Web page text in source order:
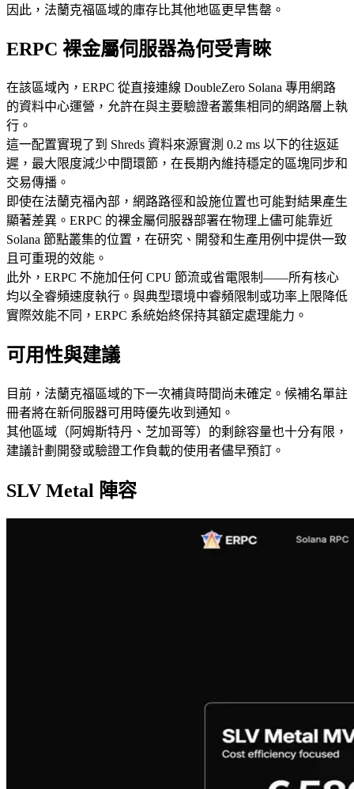
因此，法蘭克福區域的庫存比其他地區更早售罄。
ERPC 裸金屬伺服器為何受青睞
在該區域內，ERPC 從直接連線 DoubleZero Solana 專用網路
的資料中心運營，允許在與主要驗證者叢集相同的網路層上執
行。
這一配置實現了到 Shreds 資料來源實測 0.2 ms 以下的往返延
遲，最大限度減少中間環節，在長期內維持穩定的區塊同步和
交易傳播。
即使在法蘭克福內部，網路路徑和設施位置也可能對結果產生
顯著差異。ERPC 的裸金屬伺服器部署在物理上儘可能靠近
Solana 節點叢集的位置，在研究、開發和生產用例中提供一致
且可重現的效能。
此外，ERPC 不施加任何 CPU 節流或省電限制——所有核心
均以全睿頻速度執行。與典型環境中睿頻限制或功率上限降低
實際效能不同，ERPC 系統始終保持其額定處理能力。
可用性與建議
目前，法蘭克福區域的下一次補貨時間尚未確定。候補名單註
冊者將在新伺服器可用時優先收到通知。
其他區域（阿姆斯特丹、芝加哥等）的剩餘容量也十分有限，
建議計劃開發或驗證工作負載的使用者儘早預訂。
SLV Metal 陣容